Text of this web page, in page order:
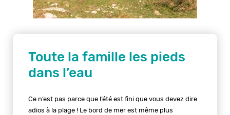
Toute la famille les pieds
dans l’eau
Ce n’est pas parce que l’été est fini que vous devez dire
adios à la plage ! Le bord de mer est même plus